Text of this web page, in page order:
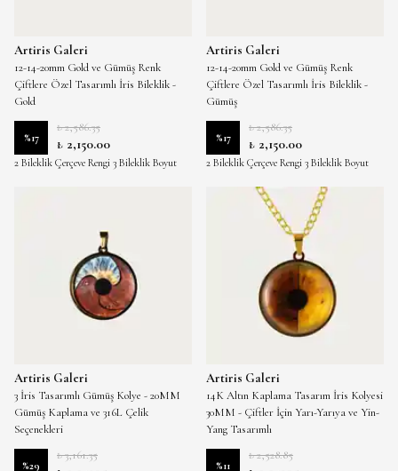
Artiris Galeri
12-14-20mm Gold ve Gümüş Renk
Çiftlere Özel Tasarımlı İris Bileklik -
Gold
%17
₺ 2,586.35
₺ 2,150.00
2 Bileklik Çerçeve Rengi 3 Bileklik Boyut
Artiris Galeri
12-14-20mm Gold ve Gümüş Renk
Çiftlere Özel Tasarımlı İris Bileklik -
Gümüş
%17
₺ 2,586.35
₺ 2,150.00
2 Bileklik Çerçeve Rengi 3 Bileklik Boyut
Artiris Galeri
3 İris Tasarımlı Gümüş Kolye - 20MM
Gümüş Kaplama ve 316L Çelik
Seçenekleri
%29
₺ 3,161.35
Artiris Galeri
14K Altın Kaplama Tasarım İris Kolyesi
30MM - Çiftler İçin Yarı-Yarıya ve Yin-
Yang Tasarımlı
%11
₺ 2,528.85